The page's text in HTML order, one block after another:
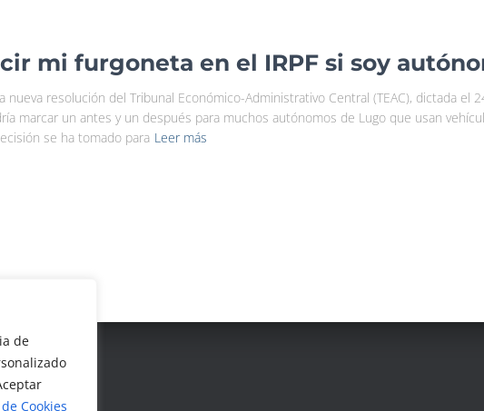
de
Cookies
mi furgoneta en el IRPF si soy
nueva resolución del Tribunal Económico-Administrativo Central (TEAC), dictada el
marcar un antes y un después para muchos autónomos de Lugo que usan
se ha tomado para Leer más